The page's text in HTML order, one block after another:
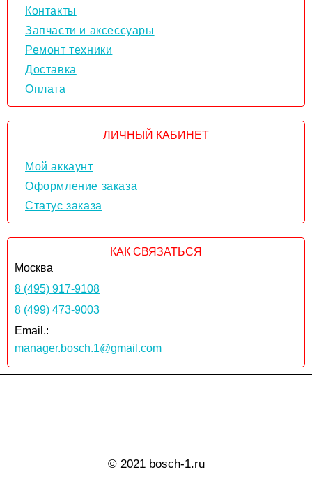
Контакты
Запчасти и аксессуары
Ремонт техники
Доставка
Оплата
ЛИЧНЫЙ КАБИНЕТ
Мой аккаунт
Оформление заказа
Статус заказа
КАК СВЯЗАТЬСЯ
Москва
8 (495) 917-9108
8 (499) 473-9003
Email.:
manager.bosch.1@gmail.com
© 2021 bosch-1.ru